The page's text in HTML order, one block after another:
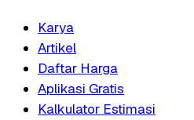
Karya
Artikel
Daftar Harga
Aplikasi Gratis
Kalkulator Estimasi